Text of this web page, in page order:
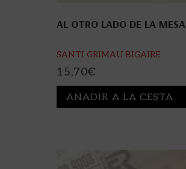
AL OTRO LADO DE LA MESA
SANTI GRIMAU BIGAIRE
15,70€
AÑADIR A LA CESTA